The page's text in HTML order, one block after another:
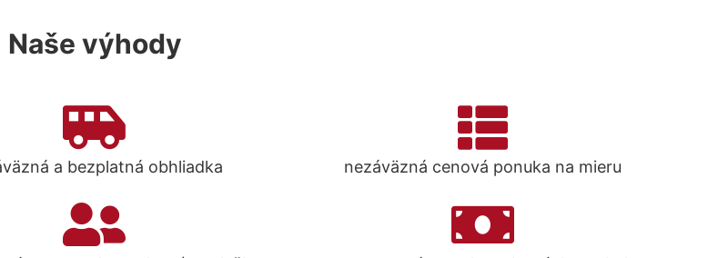
Naše výhody
a bezplatná obhliadka nezáväzná cenová ponuka na mieru